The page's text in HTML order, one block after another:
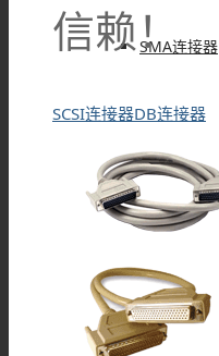
SMA连接器
SMB连接器
F型连接器
信赖！
SCSI连接器DB连接器